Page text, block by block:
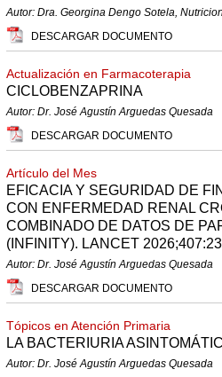
Autor: Dra. Georgina Dengo Sotela,
DESCARGAR DOCUMENTO
Actualización en Farmacoterapia
CICLOBENZAPRINA
Autor: Dr. José Agustín Arguedas Quesada
DESCARGAR DOCUMENTO
Artículo del Mes
EFICACIA Y SEGURIDAD DE
CON ENFERMEDAD RENAL
COMBINADO DE DATOS DE
(INFINITY). LANCET
Autor: Dr. José Agustín Arguedas Quesada
DESCARGAR DOCUMENTO
Tópicos en Atención Primaria
LA BACTERIURIA
Autor: Dr. José Agustín Arguedas Quesada